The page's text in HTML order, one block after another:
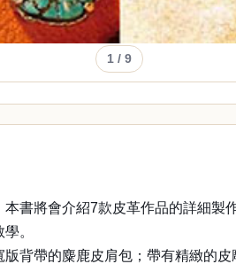
1 / 9
書將會介紹7款皮革作品的詳細
。
背帶的麋鹿皮肩包；帶有精緻的